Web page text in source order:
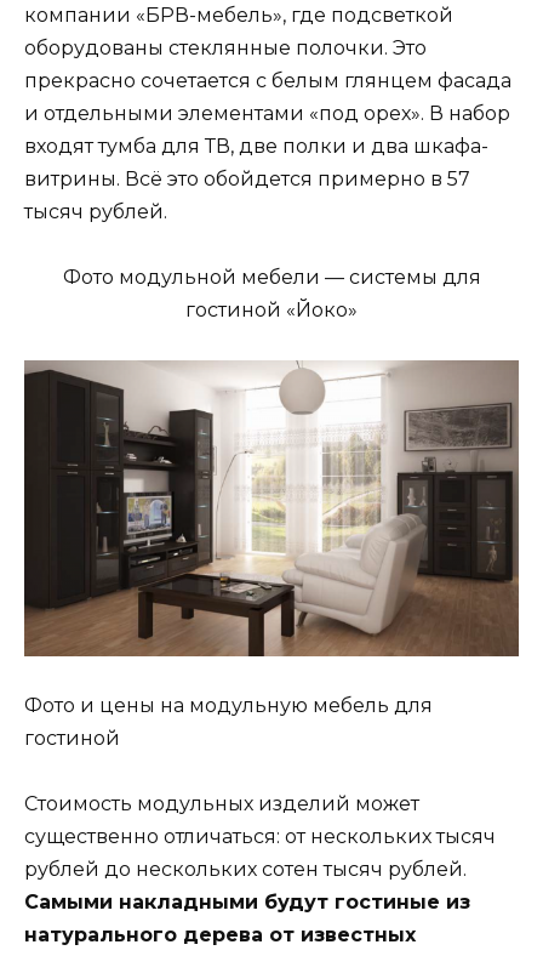
компании «БРВ-мебель», где подсветкой
оборудованы стеклянные полочки. Это
прекрасно сочетается с белым глянцем фасада
и отдельными элементами «под орех». В набор
входят тумба для ТВ, две полки и два шкафа-
витрины. Всё это обойдется примерно в 57
тысяч рублей.
Фото модульной мебели — системы для
гостиной «Йоко»
Фото и цены на модульную мебель для
гостиной
Стоимость модульных изделий может
существенно отличаться: от нескольких тысяч
рублей до нескольких сотен тысяч рублей.
Самыми накладными будут гостиные из
натурального дерева от известных